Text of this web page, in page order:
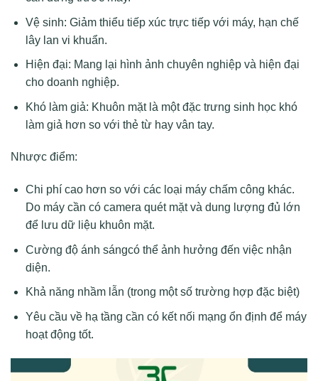
Vệ sinh: Giảm thiểu tiếp xúc trực tiếp với máy, hạn chế
lây lan vi khuẩn.
Hiện đại: Mang lại hình ảnh chuyên nghiệp và hiện đại
cho doanh nghiệp.
Khó làm giả: Khuôn mặt là một đặc trưng sinh học khó
làm giả hơn so với thẻ từ hay vân tay.
Nhược điểm:
Chi phí cao hơn so với các loại máy chấm công khác.
Do máy cần có camera quét mặt và dung lượng đủ lớn
để lưu dữ liệu khuôn mặt.
Cường độ ánh sángcó thể ảnh hưởng đến việc nhận
diện.
Khả năng nhầm lẫn (trong một số trường hợp đặc biệt)
Yêu cầu về hạ tầng cần có kết nối mạng ổn định để máy
hoạt động tốt.